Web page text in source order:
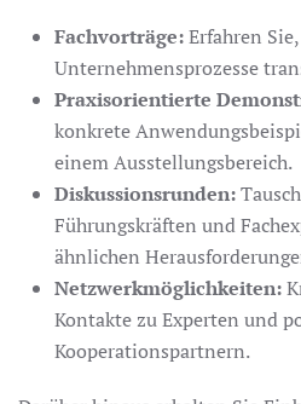
Fachvorträge:Erfahren
Unternehmensprozesse
Praxisorientierte
konkrete
einem Ausstellungsbereich.
Diskussionsrunden:
Führungskräften und
ähnlichen
Netzwerkmöglichkeiten:
Kontakte zu Experten und
Kooperationspartnern.